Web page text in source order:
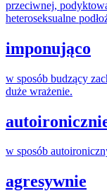
przeciwnej,
heteroseksualne
imponująco
w sposób budzący
duże wrażenie.
w sposób
agresywnie